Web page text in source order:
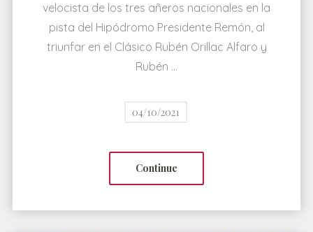
velocista de los tres añeros nacionales en la
pista del Hipódromo Presidente Remón, al
triunfar en el Clásico Rubén Orillac Alfaro y
Rubén …
04/10/2021
Continue